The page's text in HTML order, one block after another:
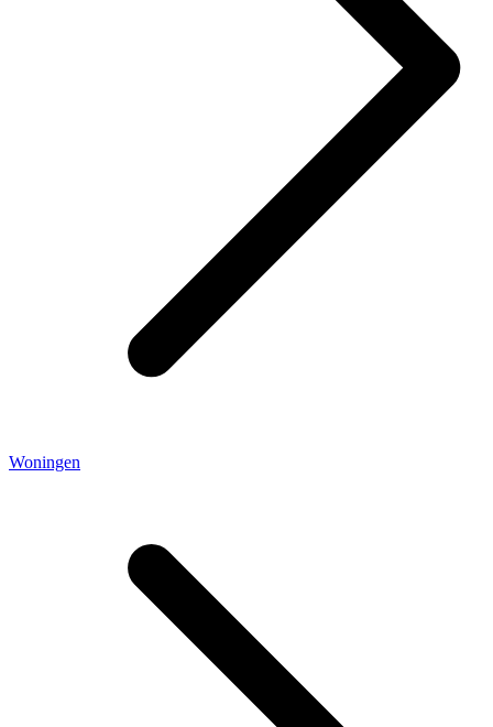
Woningen